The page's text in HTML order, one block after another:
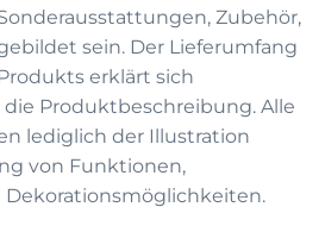
Zubehör,
sein. Der Lieferumfang
erklärt sich
Produktbeschreibung. Alle
lediglich der Illustration
von Funktionen,